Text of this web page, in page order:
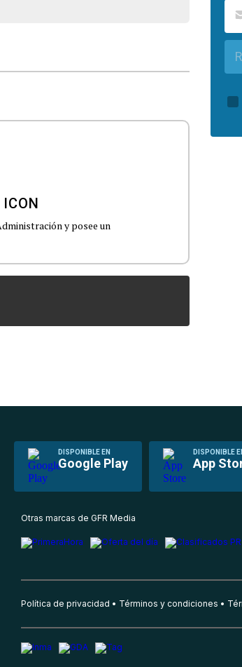
y posee un
DISPONIBLE EN
Google Play
DISPONIBLE
App
Otras marcas de GFR Media
Política de privacidad Términos y condiciones